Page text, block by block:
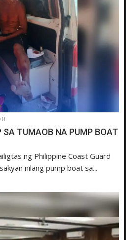
0
TUMAOB NA PUMP BOAT
ng Philippine Coast Guard
nilang pump boat sa...